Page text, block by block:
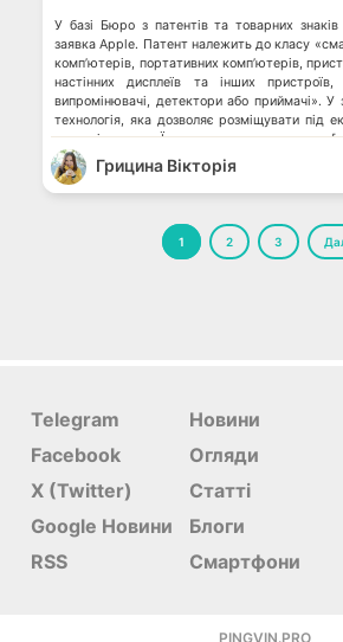
У базі Бюро з патентів та товарних
заявка Apple. Патент належить до класу
комп’ютерів, портативних комп’ютерів,
настінних дисплеїв та інших
випромінювачі, детектори або приймачі». У
технологія, яка дозволяє розміщувати під
оптичні волокна. Їх можна використовувати
Грицина Вікторія
Пагінація
записів
1 2 3
Telegram
Facebook
X (Twitter)
Google Новини
RSS
Новини
Огляди
Статті
Блоги
Смартфони
PINGVIN.PRO